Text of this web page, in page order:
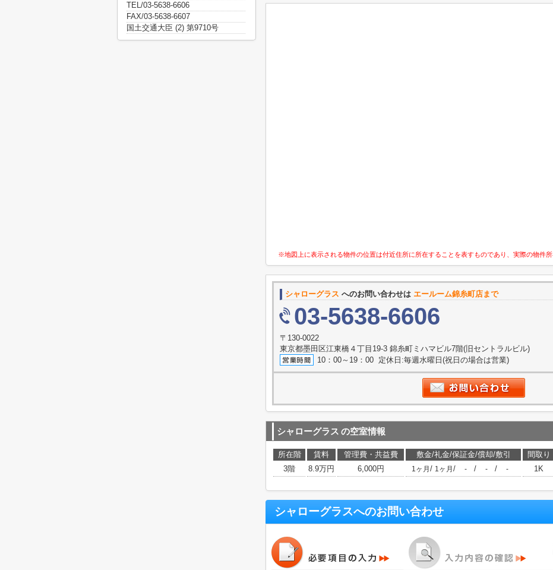
※地図上に表示される物件の位置は付近住所に所在することを表すものであり、実際の物件所
シャローグラス へのお問い合わせは エールーム錦糸町店まで
03-5638-6606
〒130-0022
東京都墨田区江東橋４丁目19-3 錦糸町ミハマビル7階(旧セントラルビル)
10：00～19：00 定休日:毎週水曜日(祝日の場合は営業)
シャローグラス の空室情報
所在階 賃料 管理費・共益費 敷金/礼金/保証金/償却/敷引 間取り
3階
8.9万円 6,000円 1ヶ月 / 1ヶ月 / - / - / - 1K
シャローグラスへのお問い合わせ
TEL/03-5638-6606
FAX/03-5638-6607
国土交通大臣 (2) 第9710号